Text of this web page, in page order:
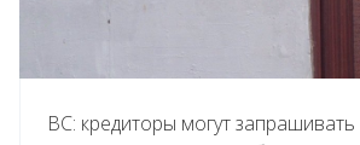
ВС: кредиторы могут